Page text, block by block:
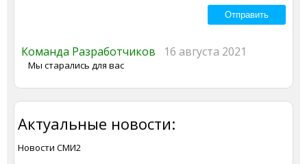
Команда Разработчиков 16 августа 2021
Мы старались для вас
Актуальные новости:
Новости СМИ2